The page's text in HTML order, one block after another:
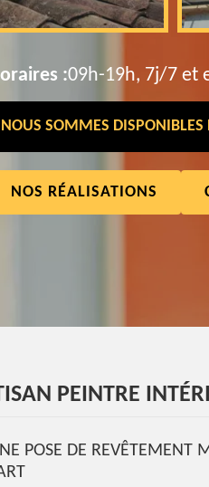
:09h-19h, 7j/7 et
NOUS SOMMES DISPONIBLES
NOS RÉALISATIONS
PEINTRE
POSE DE REVÊTEMENT